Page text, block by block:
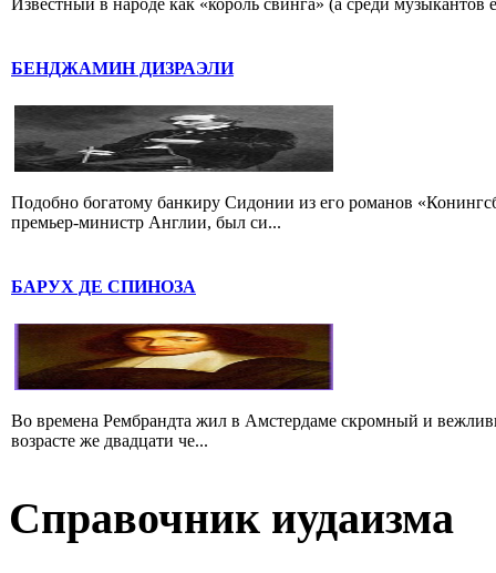
Известный в народе как «король свинга» (а среди
БЕНДЖАМИН ДИЗРАЭЛИ
Подобно богатому банкиру Сидонии из его романов
премьер-министр Англии, был си...
БАРУХ ДЕ СПИНОЗА
Во времена Рембрандта жил в Амстердаме скромный и
возрасте же двадцати че...
Справочник иудаизма